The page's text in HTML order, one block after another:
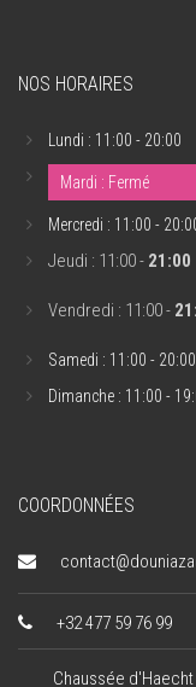
NOS HORAIRES
Lundi : 11:00 - 20:00
Mardi : Fermé
Mercredi : 11:00 -
Jeudi : 11:00 - 21:00
Vendredi : 11:00 -
Samedi : 11:00 - 20:00
Dimanche : 11:00 -
COORDONNÉES
+32 477 59 76 99
Chaussée d'Haecht